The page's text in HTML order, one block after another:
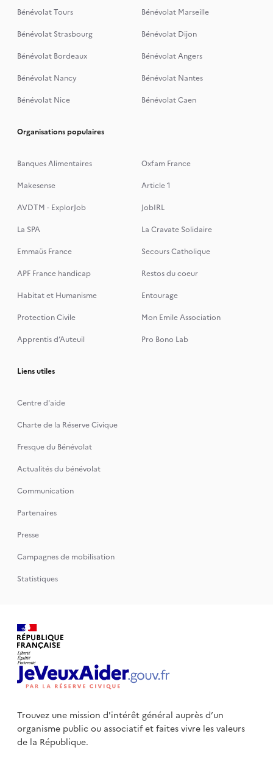
Bénévolat Tours
Bénévolat Marseille
Bénévolat Strasbourg
Bénévolat Dijon
Bénévolat Bordeaux
Bénévolat Angers
Bénévolat Nancy
Bénévolat Nantes
Bénévolat Nice
Bénévolat Caen
Organisations populaires
Banques Alimentaires
Oxfam France
Makesense
Article 1
AVDTM - ExplorJob
JobIRL
La SPA
La Cravate Solidaire
Emmaüs France
Secours Catholique
APF France handicap
Restos du coeur
Habitat et Humanisme
Entourage
Protection Civile
Mon Emile Association
Apprentis d’Auteuil
Pro Bono Lab
Liens utiles
Centre d'aide
Charte de la Réserve Civique
Fresque du Bénévolat
Actualités du bénévolat
Communication
Partenaires
Presse
Campagnes de mobilisation
Statistiques
Trouvez une mission d'intérêt général auprès d’un
organisme publicou associatif et faites vivre les valeurs
de la République.